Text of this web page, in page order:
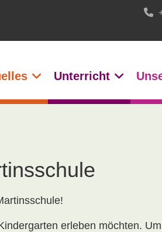
Unterricht
erleben möchten.